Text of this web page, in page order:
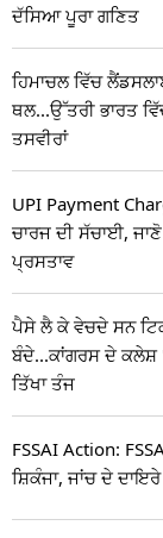
ਦੱਸਿਆ ਪੂਰਾ ਗਣਿਤ
ਹਿਮਾਚਲ ਵਿੱਚ
ਥਲ...ਉੱਤਰੀ ਭਾਰਤ
ਤਸਵੀਰਾਂ
UPI Payment
ਚਾਰਜ ਦੀ ਸੱਚਾਈ,
ਪ੍ਰਸਤਾਵ
ਪੈਸੇ ਲੈ ਕੇ ਵੇਚਦੇ ਸਨ
ਬੰਦੇ...ਕਾਂਗਰਸ ਦੇ ਕਲੇਸ਼
ਤਿੱਖਾ ਤੰਜ
FSSAI Action:
ਸ਼ਿਕੰਜਾ, ਜਾਂਚ ਦੇ